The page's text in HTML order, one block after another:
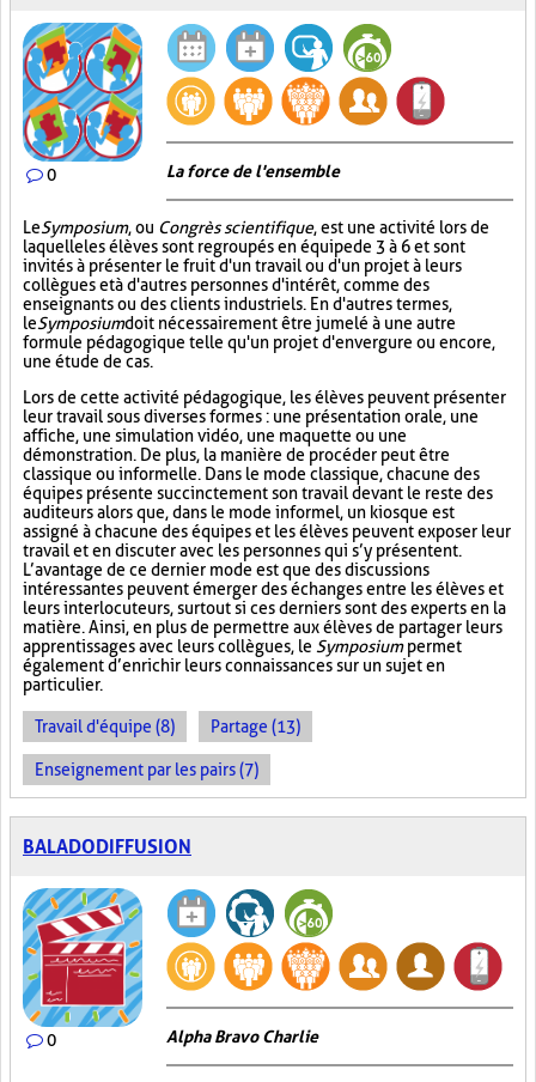
0 La force de l'ensemble
LeSymposium, ou Congrès scientifique, est une activité lors de
laquelle les élèves sont regroupés en équipe de 3 à 6 et sont
invités à présenter le fruit d'un travail ou d'un projet à leurs
collègues et à d'autres personnes d'intérêt, comme des
enseignants ou des clients industriels. En d'autres termes,
leSymposiumdoit nécessairement être jumelé à une autre
formule pédagogique telle qu'un projet d'envergure ou encore,
une étude de cas.
Lors de cette activité pédagogique, les élèves peuvent présenter
leur travail sous diverses formes : une présentation orale, une
affiche, une simulation vidéo, une maquette ou une
démonstration. De plus, la manière de procéder peut être
classique ou informelle. Dans le mode classique, chacune des
équipes présente succinctement son travail devant le reste des
auditeurs alors que, dans le mode informel, un kiosque est
assigné à chacune des équipes et les élèves peuvent exposer leur
travail et en discuter avec les personnes qui s’y présentent.
L’avantage de ce dernier mode est que des discussions
intéressantes peuvent émerger des échanges entre les élèves et
leurs interlocuteurs, surtout si ces derniers sont des experts en la
matière. Ainsi, en plus de permettre aux élèves de partager leurs
apprentissages avec leurs collègues, le Symposiumpermet
également d’enrichir leurs connaissances sur un sujet en
particulier.
Travail d'équipe (8) Partage (13)
Enseignement par les pairs (7)
BALADODIFFUSION
0 Alpha Bravo Charlie